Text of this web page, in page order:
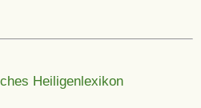
Heiligenlexikon